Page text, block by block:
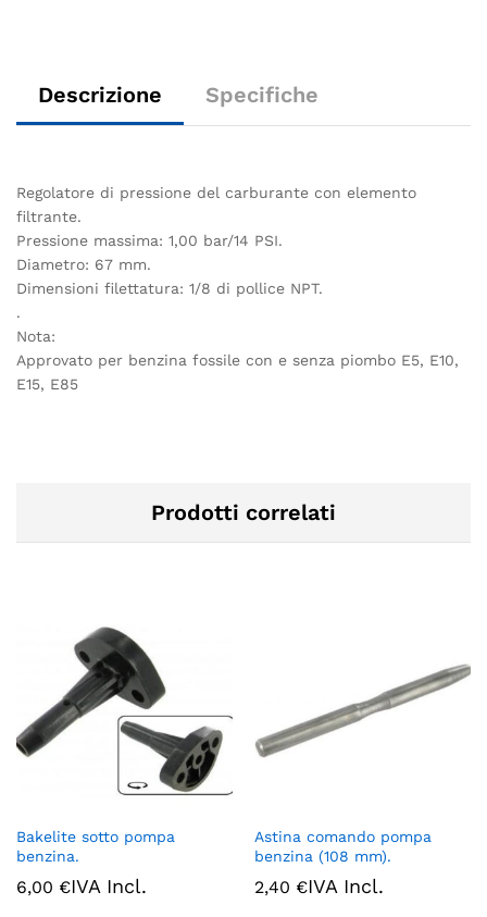
Descrizione Specifiche
Regolatore di pressione del carburante con elemento
filtrante.
Pressione massima: 1,00 bar/14 PSI.
Diametro: 67 mm.
Dimensioni filettatura: 1/8 di pollice NPT.
.
Nota:
Approvato per benzina fossile con e senza piombo E5, E10,
E15, E85
Prodotti correlati
Bakelite sotto pompa
benzina.
6,00 €IVA Incl.
Astina comando pompa
benzina (108 mm).
2,40 €IVA Incl.